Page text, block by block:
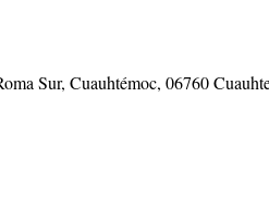
Sur, Cuauhtémoc, 06760